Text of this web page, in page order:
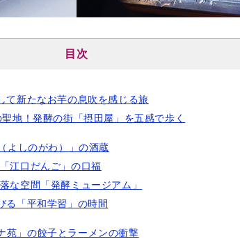
目次
て新たなお芋の息吹を感じる旅
地！発酵の街「摂田屋」を五感で歩く
よしのがわ）」の酒蔵
江口だんご」の口福
空間「発酵ミュージアム」
る「平和学習」の時間
苑」の餃子とラーメンの衝撃